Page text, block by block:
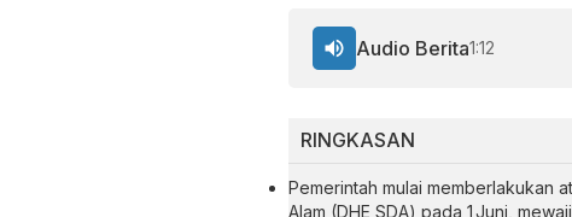
RINGKASAN
Pemerintah mulai memberlakukan
Alam (DHE SDA) pada 1 Juni,
Audio Berita1:12